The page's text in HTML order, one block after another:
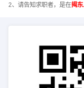
2、请告知求职者，是在揭东